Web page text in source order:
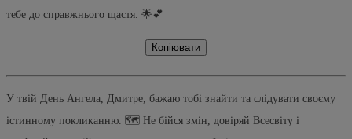
тебе до справжнього щастя. 🌟💕
Копіювати
У твій День Ангела, Дмитре, бажаю тобі знайти та слідувати своєму
істинному покликанню. 🗺️ Не бійся змін, довіряй Всесвіту і